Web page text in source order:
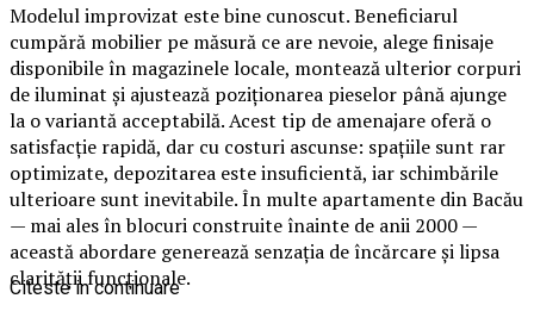
Modelul improvizat este bine cunoscut. Beneficiarul
cumpără mobilier pe măsură ce are nevoie, alege finisaje
disponibile în magazinele locale, montează ulterior corpuri
de iluminat și ajustează poziționarea pieselor până ajunge
la o variantă acceptabilă. Acest tip de amenajare oferă o
satisfacție rapidă, dar cu costuri ascunse: spațiile sunt rar
optimizate, depozitarea este insuficientă, iar schimbările
ulterioare sunt inevitabile. În multe apartamente din Bacău
— mai ales în blocuri construite înainte de anii 2000 —
această abordare generează senzația de încărcare și lipsa
clarității funcționale.
Citeste in continuare